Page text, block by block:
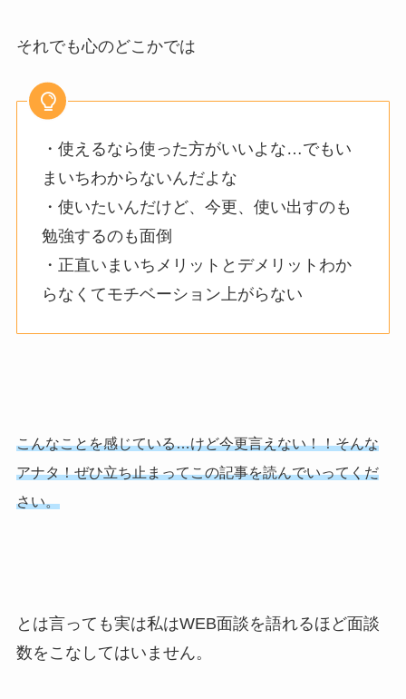
それでも心のどこかでは
・使えるなら使った方がいいよな…でもい
まいちわからないんだよな
・使いたいんだけど、今更、使い出すのも
勉強するのも面倒
・正直いまいちメリットとデメリットわか
らなくてモチベーション上がらない
こんなことを感じている…けど今更言えない！！そんな
アナタ！ぜひ立ち止まってこの記事を読んでいってくだ
さい。
とは言っても実は私はWEB面談を語れるほど面談
数をこなしてはいません。